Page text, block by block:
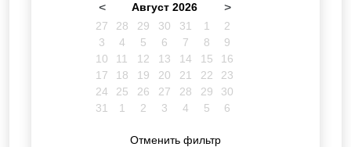
< Август 2026 >
27 28 29 30 31 1
2
3
4 5 6 7 8
9
10
11 12 13 14 15
16
17
18 19 20 21 22
23
24
25 26 27 28 29
30
31
1 2 3 4 5 6
Отменить фильтр